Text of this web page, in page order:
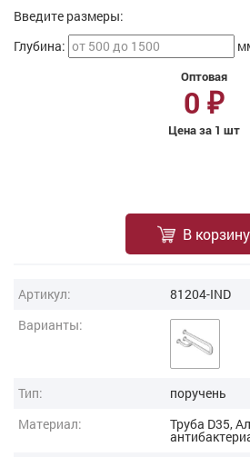
Введите размеры:
Глубина:
Оптовая
0 ₽
Цена за 1 шт
В корзину
Артикул:
81204-IND
Варианты:
Тип:
поручень
Материал:
Труба D35,